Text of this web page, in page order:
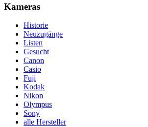
Kameras
Historie
Neuzugänge
Listen
Gesucht
Canon
Casio
Fuji
Kodak
Nikon
Olympus
Sony
alle Hersteller